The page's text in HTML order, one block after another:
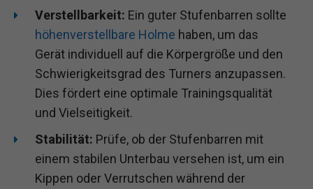
Verstellbarkeit: Ein guter Stufenbarren sollte
höhenverstellbare Holme haben, um das
Gerät individuell auf die Körpergröße und den
Schwierigkeitsgrad des Turners anzupassen.
Dies fördert eine optimale Trainingsqualität
und Vielseitigkeit.
Stabilität: Prüfe, ob der Stufenbarren mit
einem stabilen Unterbau versehen ist, um ein
Kippen oder Verrutschen während der